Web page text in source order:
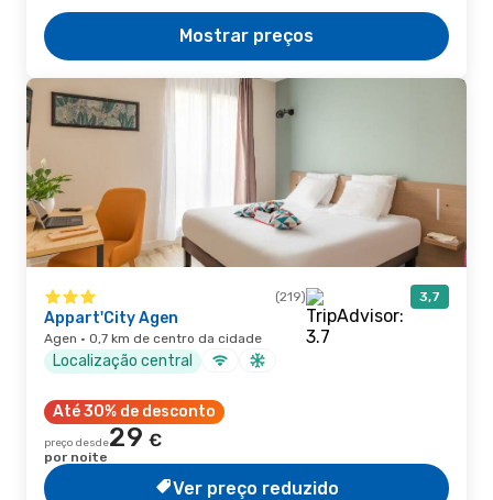
Mostrar preços
(219) 3,7
Appart'City Agen
Agen · 0,7 km de centro da cidade
Localização central
Até 30% de desconto
preço desde29 €
por noite
Ver preço reduzido